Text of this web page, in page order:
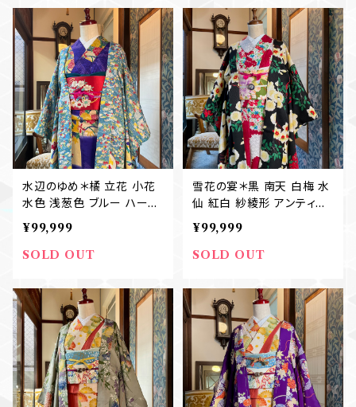
水辺のゆめ＊橘 立花 小花
水色 浅葱色 ブルー ハート
草花 アンティーク長羽織 B
334
¥99,999
SOLD OUT
雪花の宴＊黒 南天 白梅 水
仙 紅白 紗綾形 アンティー
ク長羽織 B382
¥99,999
SOLD OUT